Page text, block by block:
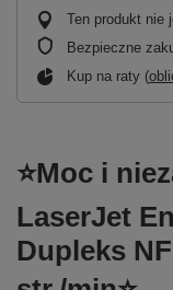
Ten produkt nie
Bezpieczne
Kup na raty (
⭐Moc i
LaserJet
Dupleks